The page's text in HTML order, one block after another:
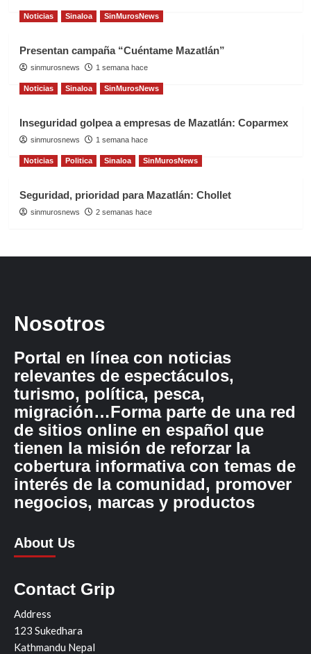
Noticias Sinaloa SinMurosNews
Presentan campaña “Cuéntame Mazatlán”
sinmurosnews 1 semana hace
Noticias Sinaloa SinMurosNews
Inseguridad golpea a empresas de Mazatlán: Coparmex
sinmurosnews 1 semana hace
Noticias Politica Sinaloa SinMurosNews
Seguridad, prioridad para Mazatlán: Chollet
sinmurosnews 2 semanas hace
Nosotros
Portal en línea con noticias
relevantes de espectáculos,
turismo, política, pesca,
migración…Forma parte de una red
de sitios online en español que
tienen la misión de reforzar la
cobertura informativa con temas de
interés de la comunidad, promover
negocios, marcas y productos
About Us
Contact Grip
Address
123 Sukedhara
Kathmandu Nepal